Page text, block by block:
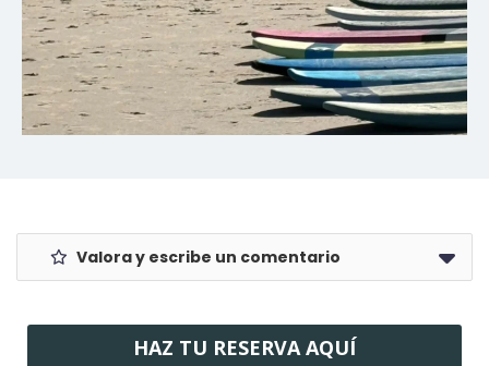
Valora y escribe un comentario
HAZ TU RESERVA AQUÍ